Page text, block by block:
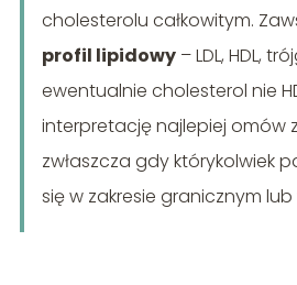
cholesterolu całkowitym.
profil lipidowy– LDL, HDL,
ewentualnie cholesterol nie
interpretację najlepiej omów
zwłaszcza gdy którykolwiek
się w zakresie granicznym lub